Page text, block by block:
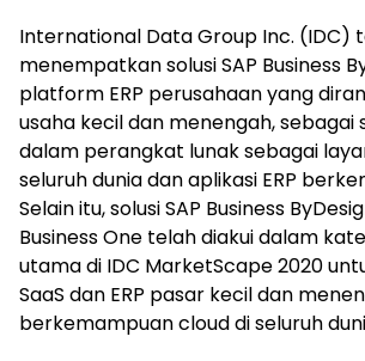
International Data Group Inc. (IDC)
menempatkan solusi SAP Business
platform ERP perusahaan yang
usaha kecil dan menengah, sebagai
dalam perangkat lunak sebagai
seluruh dunia dan aplikasi ERP
Selain itu, solusi SAP Business
Business One telah diakui dalam
utama di IDC MarketScape 2020
SaaS dan ERP pasar kecil dan
berkemampuan cloud di seluruh